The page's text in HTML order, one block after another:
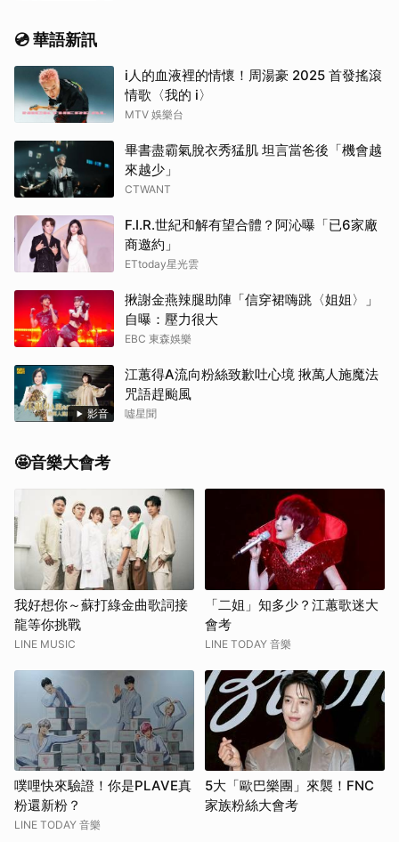
💿 華語新訊
i人的血液裡的情懷！周湯豪 2025 首發搖滾
情歌〈我的 i〉
MTV 娛樂台
畢書盡霸氣脫衣秀猛肌 坦言當爸後「機會越
來越少」
CTWANT
F.I.R.世紀和解有望合體？阿沁曝「已6家廠
商邀約」
ETtoday星光雲
揪謝金燕辣腿助陣「信穿裙嗨跳〈姐姐〉」
自曝：壓力很大
EBC 東森娛樂
影音
江蕙得A流向粉絲致歉吐心境 揪萬人施魔法
咒語趕颱風
噓星聞
🤩音樂大會考
我好想你～蘇打綠金曲歌詞接
龍等你挑戰
LINE MUSIC
「二姐」知多少？江蕙歌迷大
會考
LINE TODAY 音樂
噗哩快來驗證！你是PLAVE真
粉還新粉？
LINE TODAY 音樂
5大「歐巴樂團」來襲！FNC
家族粉絲大會考